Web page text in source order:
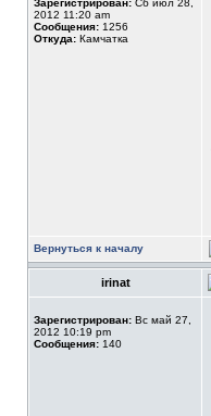
Зарегистрирован: Сб июл 28,
2012 11:20 am
Сообщения: 1256
Откуда: Камчатка
Вернуться к началу
irinat
Зарегистрирован: Вс май 27,
2012 10:19 pm
Сообщения: 140